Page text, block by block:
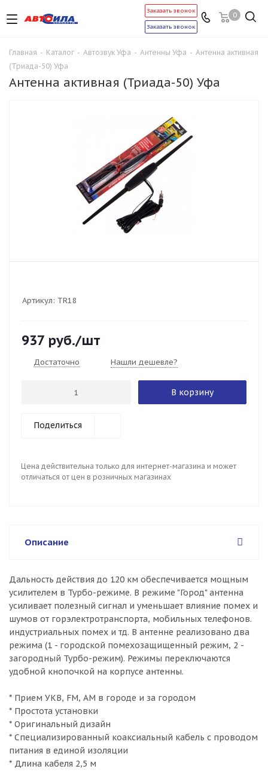
0
Заказать звонок
Заказать звонок
Главная - Каталог - Автозвук Уфа - Антенны Уфа - Антенна активная
(Триада-50) Уфа
Антенна активная (Триада-50) Уфа
Артикул: TR18
937 руб./шт
Достаточно Нашли дешевле?
В корзину
Поделиться
Цена действительна только для интернет-магазина и может
отличаться от цен в розничных магазинах
Описание
Дальность действия до 120 км обеспечивается мощным
усилителем в Турбо-режиме. В режиме "Город" антенна
усиливает полезный сигнал и уменьшает влияние помех и
шумов от горэлектротранспорта, мобильных телефонов.
индустриальных помех и тд. В антенне реализовано два
режима (1 - городской помехозащищенный режим, 2 -
загородный Турбо-режим). Режимы переключаются
удобной кнопочкой на корпусе антенны.
* Прием УКВ, FM, AM в городе и за городом
* Простота установки
* Оригинальный дизайн
* Специализированный коаксиальный кабель с проводом
питания в единой изоляции
* Длина кабеля 2,5 м